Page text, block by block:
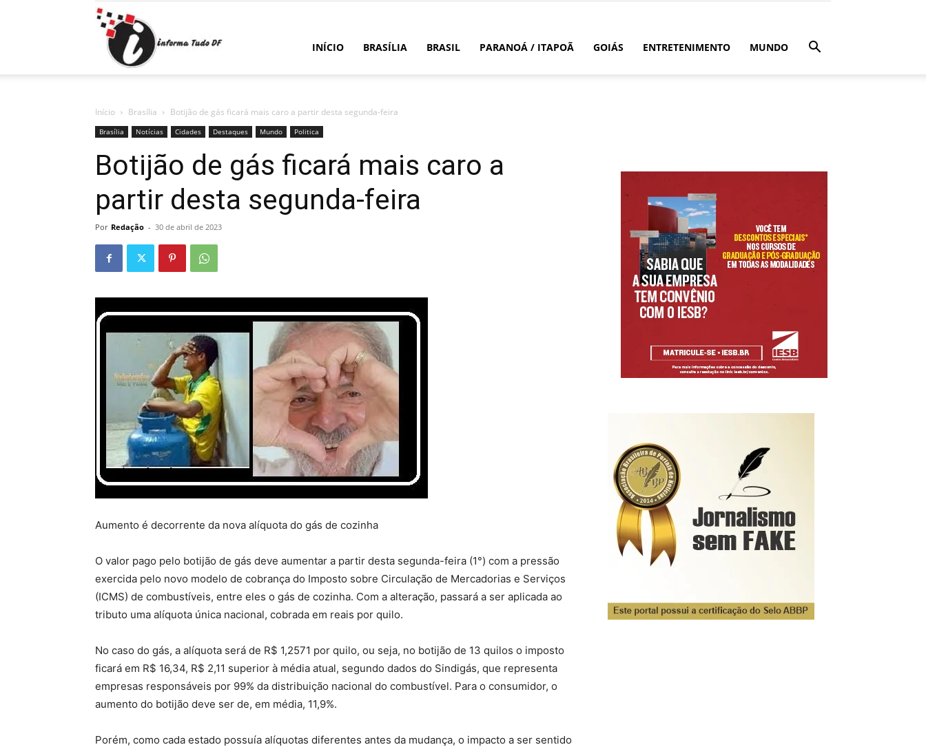
Informa
Tudo
DF
INÍCIO BRASÍLIA BRASIL PARANOÁ / ITAPOÃ GOIÁS ENTRETENIMENTO MUNDO
Início Brasília Botijão de gás ficará mais caro a partir desta segunda-feira
Brasília Notícias Cidades Destaques Mundo Politica
Botijão de gás ficará mais caro a
partir desta segunda-feira
Por Redação - 30 de abril de 2023
Aumento é decorrente da nova alíquota do gás de cozinha
O valor pago pelo botijão de gás deve aumentar a partir desta segunda-feira (1°) com a pressão
exercida pelo novo modelo de cobrança do Imposto sobre Circulação de Mercadorias e Serviços
(ICMS) de combustíveis, entre eles o gás de cozinha. Com a alteração, passará a ser aplicada ao
tributo uma alíquota única nacional, cobrada em reais por quilo.
No caso do gás, a alíquota será de R$ 1,2571 por quilo, ou seja, no botijão de 13 quilos o imposto
ficará em R$ 16,34, R$ 2,11 superior à média atual, segundo dados do Sindigás, que representa
empresas responsáveis por 99% da distribuição nacional do combustível. Para o consumidor, o
aumento do botijão deve ser de, em média, 11,9%.
Porém, como cada estado possuía alíquotas diferentes antes da mudança, o impacto a ser sentido